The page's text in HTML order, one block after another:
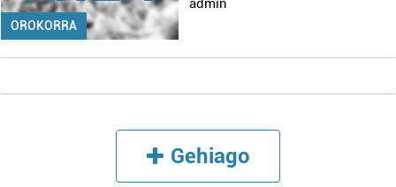
OROKORRA
admin
Gehiago